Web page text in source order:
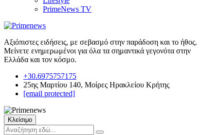
PrimeNews TV
Αξιόπιστες ειδήσεις, με σεβασμό στην παράδοση και το ήθος.
Μείνετε ενημερωμένοι για όλα τα σημαντικά γεγονότα στην
Ελλάδα και τον κόσμο.
+30.6975757175
25ης Μαρτίου 140, Μοίρες Ηρακλείου Κρήτης
[email protected]
Κλείσιμο